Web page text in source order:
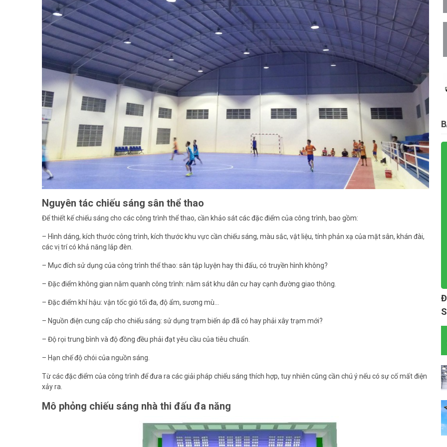
Nguyên tác chiếu sáng sân thể thao
Để thiết kế chiếu sáng cho các công trình thể thao, cần khảo sát các đặc điểm của công trình, bao gồm:
– Hình dáng, kích thước công trình, kích thước khu vực cần chiếu sáng, màu sắc, vật liệu, tính phản xạ của mặt sân, khán đài,
các vị trí có khả năng lắp đèn.
– Mục đích sử dụng của công trình thể thao: sân tập luyện hay thi đấu, có truyền hình không?
– Đặc điểm không gian nằm quanh công trình: nằm sát khu dân cư hay cạnh đường giao thông.
– Đặc điểm khí hậu: vận tốc gió tối đa, độ ẩm, sương mù…
– Nguồn điện cung cấp cho chiếu sáng: sử dụng trạm biến áp đã có hay phải xây trạm mới?
– Độ rọi trung bình và độ đồng đều phải đạt yêu cầu của tiêu chuẩn.
– Hạn chế độ chói của nguồn sáng.
Từ các đặc điểm của công trình để đưa ra các giải pháp chiếu sáng thích hợp, tuy nhiên cũng cần chú ý nếu có sự cố mất điện
xảy ra.
Mô phỏng chiếu sáng nhà thi đấu đa năng